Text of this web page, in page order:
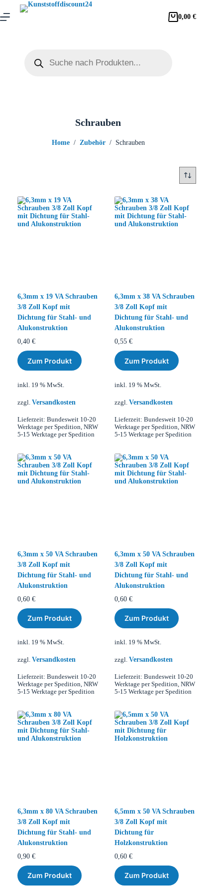
0,00€
Schrauben
Home / Zubehör / Schrauben
6,3mm x 19 VA Schrauben
3/8 Zoll Kopf mit
Dichtung für Stahl- und
Alukonstruktion
0,40 €
Zum Produkt
inkl. 19 % MwSt.
zzgl. Versandkosten
Lieferzeit: Bundesweit 10-20
Werktage per Spedition, NRW
5-15 Werktage per Spedition
6,3mm x 38 VA Schrauben
3/8 Zoll Kopf mit
Dichtung für Stahl- und
Alukonstruktion
0,55 €
Zum Produkt
inkl. 19 % MwSt.
zzgl. Versandkosten
Lieferzeit: Bundesweit 10-20
Werktage per Spedition, NRW
5-15 Werktage per Spedition
6,3mm x 50 VA Schrauben
3/8 Zoll Kopf mit
Dichtung für Stahl- und
Alukonstruktion
0,60 €
Zum Produkt
inkl. 19 % MwSt.
zzgl. Versandkosten
Lieferzeit: Bundesweit 10-20
Werktage per Spedition, NRW
5-15 Werktage per Spedition
6,3mm x 50 VA Schrauben
3/8 Zoll Kopf mit
Dichtung für Stahl- und
Alukonstruktion
0,60 €
Zum Produkt
inkl. 19 % MwSt.
zzgl. Versandkosten
Lieferzeit: Bundesweit 10-20
Werktage per Spedition, NRW
5-15 Werktage per Spedition
6,3mm x 80 VA Schrauben
3/8 Zoll Kopf mit
Dichtung für Stahl- und
Alukonstruktion
0,90 €
Zum Produkt
6,5mm x 50 VA Schrauben
3/8 Zoll Kopf mit
Dichtung für
Holzkonstruktion
0,60 €
Zum Produkt